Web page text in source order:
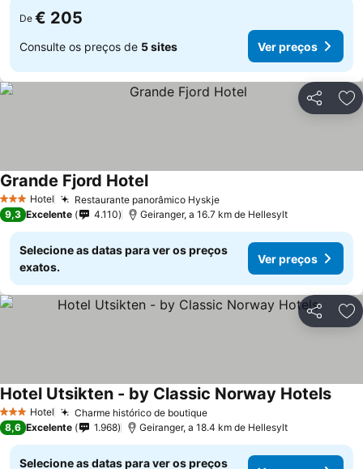
De € 205
Consulte os preços de 5 sites Ver preços
Partilhar
3 EstrelasHotel Restaurante panorâmico Hyskje
Grande Fjord Hotel
9,3 Excelente 4.110 Geiranger, a 16.7 km de Hellesylt
Selecione as datas para ver os preços
exatos.
Ver preços
Partilhar
3 EstrelasHotel Charme histórico de boutique
Hotel Utsikten - by Classic Norway Hotels
8,6 Excelente 1.968 Geiranger, a 18.4 km de Hellesylt
Selecione as datas para ver os preços